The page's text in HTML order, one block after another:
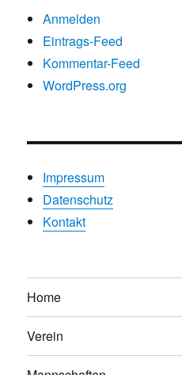
Anmelden
Eintrags-Feed
Kommentar-Feed
WordPress.org
Impressum
Datenschutz
Kontakt
Home
Verein